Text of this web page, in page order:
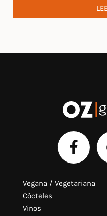
Vegana / Vegetariana
Cócteles
Vinos